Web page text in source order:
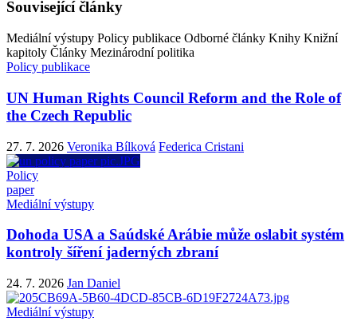
Související články
Mediální výstupy Policy publikace Odborné články Knihy Knižní
kapitoly Články Mezinárodní politika
Policy publikace
UN Human Rights Council Reform and the Role of
the Czech Republic
27. 7. 2026 Veronika Bílková Federica Cristani
Policy
paper
Mediální výstupy
Dohoda USA a Saúdské Arábie může oslabit systém
kontroly šíření jaderných zbraní
24. 7. 2026 Jan Daniel
Mediální výstupy